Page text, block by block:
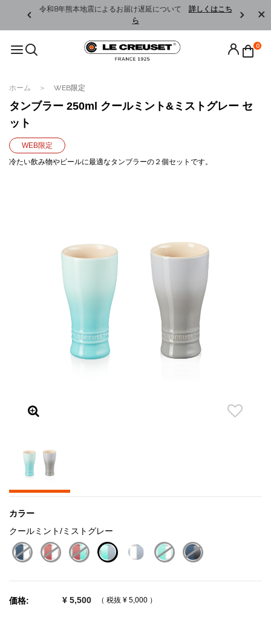
令和8年熊本地震によるお届け遅延について 詳しくはこち
ら
0
ホーム WEB限定
タンブラー 250ml クールミント&ミストグレー セ
ット
WEB限定
冷たい飲み物やビールに最適なタンブラーの２個セットです。
カラー
クールミント/ミストグレー
価格: ¥ 5,500 （ 税抜 ¥ 5,000 ）